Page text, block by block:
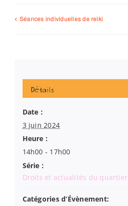
Séances individuelles de reiki
Détails
Date :
3 juin 2024
Heure :
14h00 - 17h00
Série :
Droits et actualités du quartier
Catégories d’Évènement: